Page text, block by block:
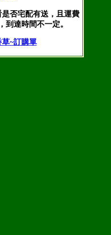
否宅配有送，且運費
到達時間不一定。
~訂購單